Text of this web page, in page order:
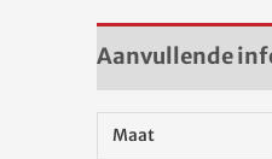
Aanvullende
Maat